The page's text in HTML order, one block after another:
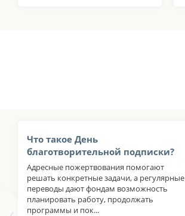
Что такое День
благотворительной подписки?
Адресные пожертвования помогают
решать конкретные задачи, а регулярные
переводы дают фондам возможность
планировать работу, продолжать
программы и пок...